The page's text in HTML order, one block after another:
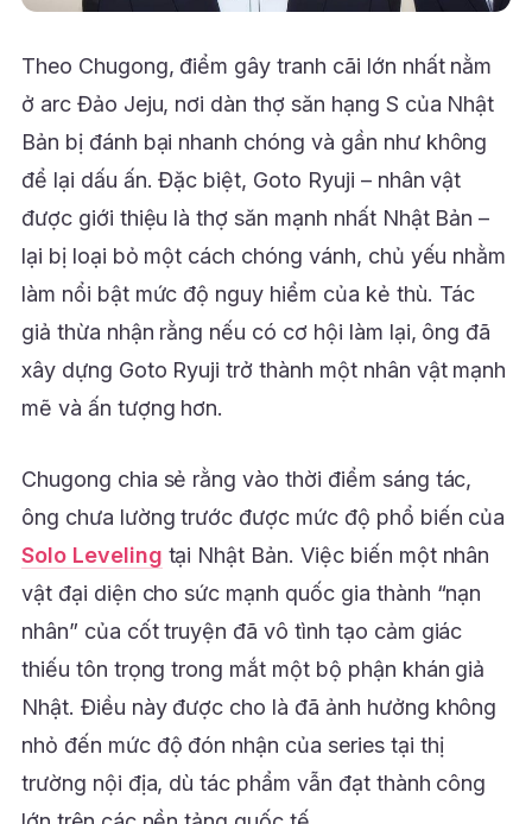
Theo Chugong, điểm gây tranh cãi lớn nhất nằm
ở arc Đảo Jeju, nơi dàn thợ săn hạng S của Nhật
Bản bị đánh bại nhanh chóng và gần như không
để lại dấu ấn. Đặc biệt, Goto Ryuji – nhân vật
được giới thiệu là thợ săn mạnh nhất Nhật Bản –
lại bị loại bỏ một cách chóng vánh, chủ yếu nhằm
làm nổi bật mức độ nguy hiểm của kẻ thù. Tác
giả thừa nhận rằng nếu có cơ hội làm lại, ông đã
xây dựng Goto Ryuji trở thành một nhân vật mạnh
mẽ và ấn tượng hơn.
Chugong chia sẻ rằng vào thời điểm sáng tác,
ông chưa lường trước được mức độ phổ biến của
Solo Leveling tại Nhật Bản. Việc biến một nhân
vật đại diện cho sức mạnh quốc gia thành “nạn
nhân” của cốt truyện đã vô tình tạo cảm giác
thiếu tôn trọng trong mắt một bộ phận khán giả
Nhật. Điều này được cho là đã ảnh hưởng không
nhỏ đến mức độ đón nhận của series tại thị
trường nội địa, dù tác phẩm vẫn đạt thành công